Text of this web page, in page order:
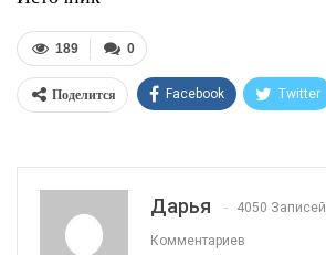
0
189
Поделится Facebook Twitter
Дарья 4050 Записей
Комментариев